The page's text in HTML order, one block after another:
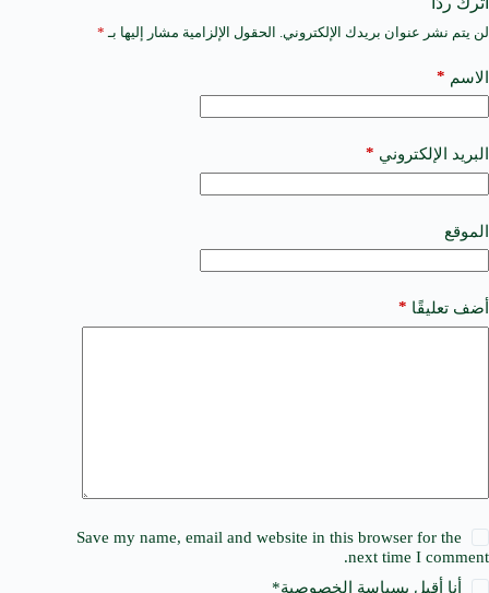
لن يتم نشر عنوان بريدك الإلكتروني. الحقول الإلزامية مشار إليها بـ *
الاسم *
البريد الإلكتروني *
الموقع
أضف تعليقًا *
Save my name, email and website in this browser for the
next time I comment.
أنا أقبل بسياسة الخصوصية*
A
t
e
a
t
i
e
: